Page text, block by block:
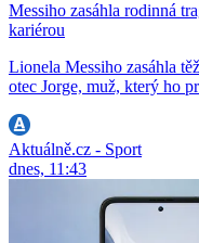
Messiho zasáhla rodinná
kariérou
Lionela Messiho zasáhla
otec Jorge, muž, který ho
Aktuálně.cz - Sport
dnes, 11:43